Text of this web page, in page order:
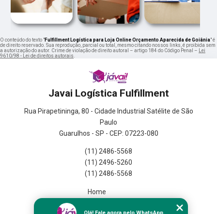
O conteúdo do texto "Fulfillment Logística para Loja Online Orçamento Aparecida de Goiânia" é
de direito reservado. Sua reprodução, parcial ou total, mesmo citando nossos links, é proibida sem
a autorização do autor. Crime de violação de direito autoral – artigo 184 do Código Penal – Lei
9610/98 - Lei de direitos autorais.
Javai Logística Fulfillment
Rua Pirapetininga, 80 - Cidade Industrial Satélite de São
Paulo
Guarulhos - SP - CEP: 07223-080
(11) 2486-5568
(11) 2496-5260
(11) 2486-5568
Home
Olá! Fale agora pelo WhatsApp.